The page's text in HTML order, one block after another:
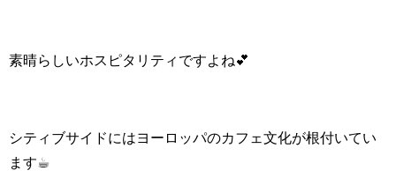
素晴らしいホスピタリティですよね💕
シティブサイドにはヨーロッパのカフェ文化が根付いてい
ます☕